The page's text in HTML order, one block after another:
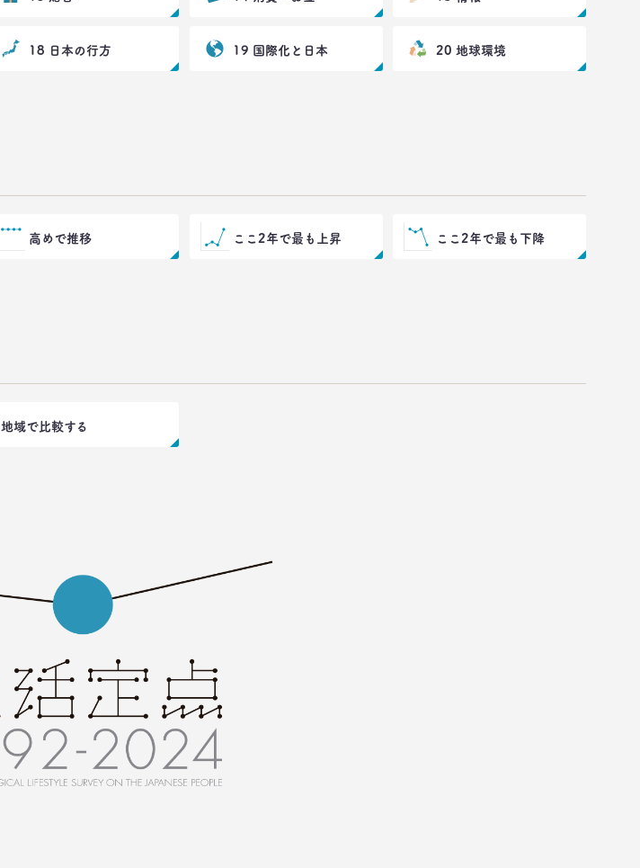
18 日本の行方 19 国際化と日本 20 地球環境
高めで推移 ここ2年で最も上昇 ここ2年で最も下降
地域で比較する